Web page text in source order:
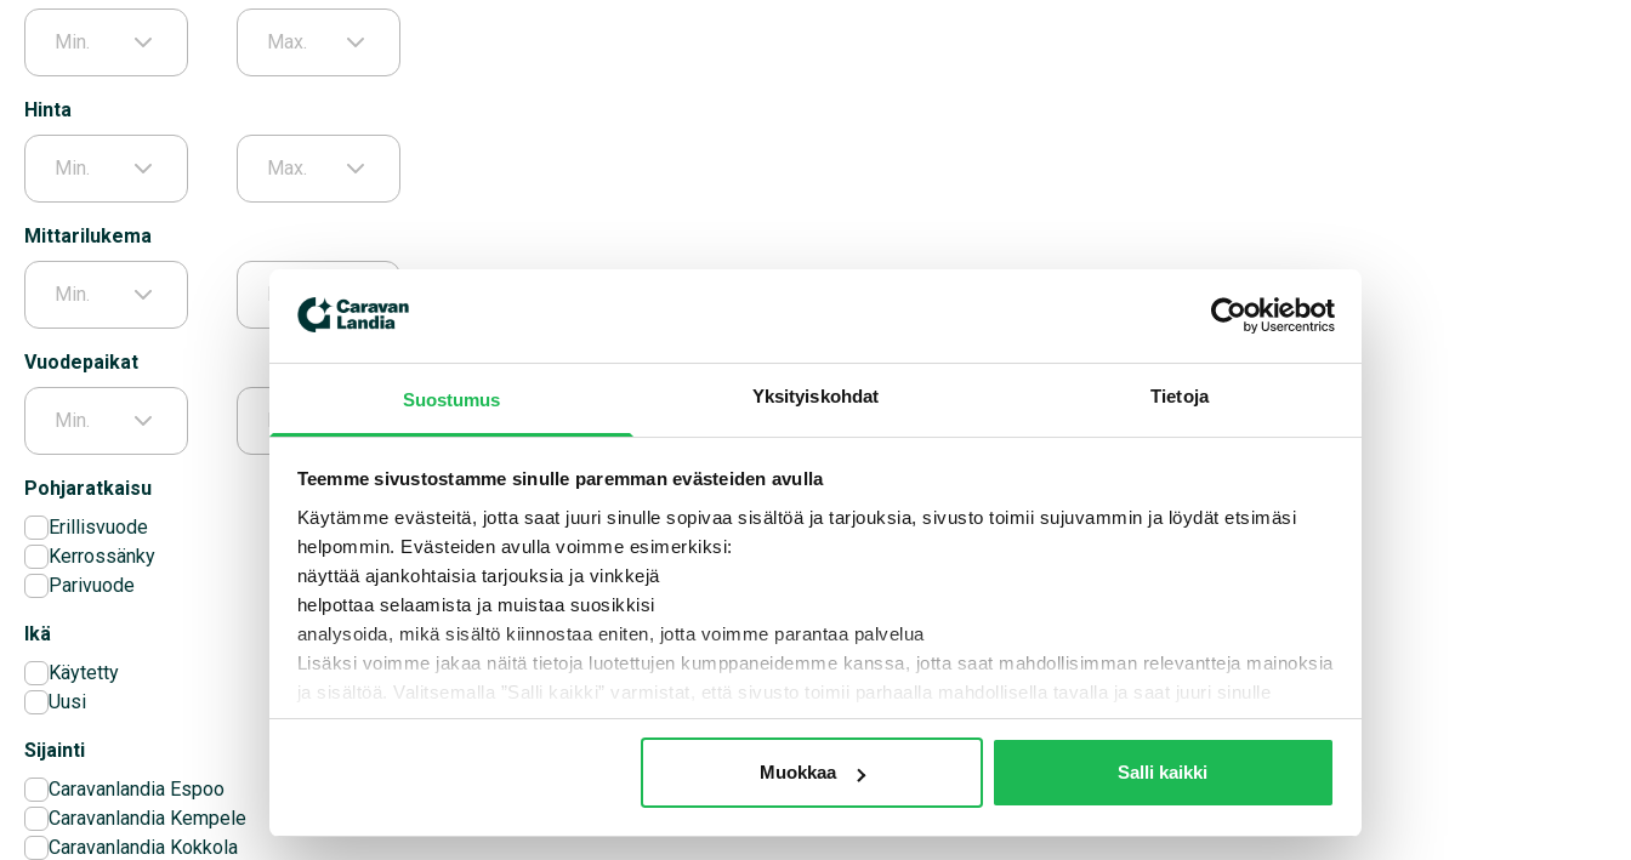
Suostumus Yksityiskohdat Tietoja
Teemme sivustostamme sinulle paremman evästeiden avulla
Käytämme evästeitä, jotta saat juuri sinulle sopivaa sisältöä ja tarjouksia, sivusto toimii sujuvammin ja löydät etsimäsi
helpommin. Evästeiden avulla voimme esimerkiksi:
näyttää ajankohtaisia tarjouksia ja vinkkejä
helpottaa selaamista ja muistaa suosikkisi
analysoida, mikä sisältö kiinnostaa eniten, jotta voimme parantaa palvelua
Lisäksi voimme jakaa näitä tietoja luotettujen kumppaneidemme kanssa, jotta saat mahdollisimman relevantteja mainoksia
ja sisältöä. Valitsemalla ”Salli kaikki” varmistat, että sivusto toimii parhaalla mahdollisella tavalla ja saat juuri sinulle
räätälöityä hyötyä.
Muokkaa Salli kaikki
Min. Max.
Hinta
Min. Max.
Mittarilukema
Min. Max.
Vuodepaikat
Min.
Pohjaratkaisu
Erillisvuode
Kerrossänky
Parivuode
Ikä
Käytetty
Uusi
Sijainti
Caravanlandia Espoo
Caravanlandia Kempele
Caravanlandia Kokkola